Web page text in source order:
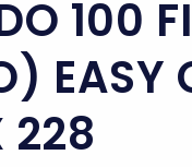
100
EASY
228